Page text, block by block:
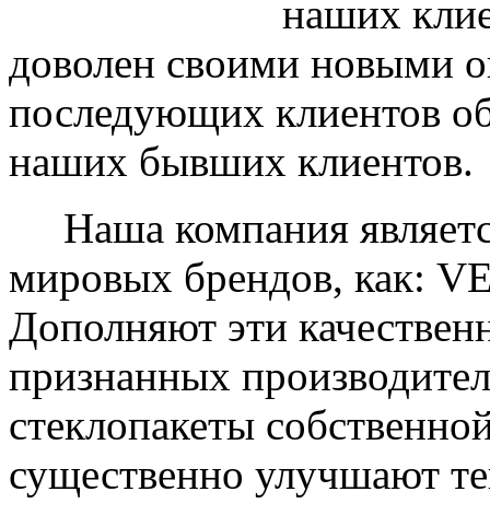
наших
доволен своими новыми
последующих клиентов
наших бывших клиентов.
Наша компания
мировых брендов, как:
Дополняют эти
признанных
стеклопакеты
существенно улучшают